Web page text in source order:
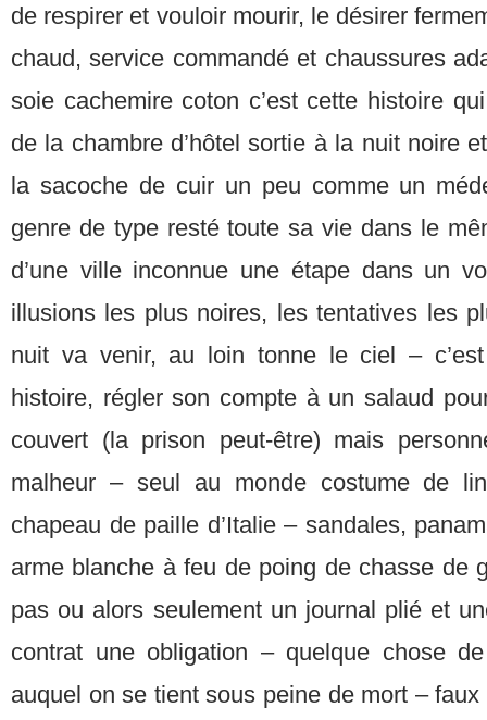
de respirer et vouloir mourir, le désirer
chaud, service commandé et chaussures
soie cachemire coton c’est cette histoire
de la chambre d’hôtel sortie à la nuit noire
la sacoche de cuir un peu comme un
genre de type resté toute sa vie dans le
d’une ville inconnue une étape dans un
illusions les plus noires, les tentatives les
nuit va venir, au loin tonne le ciel –
histoire, régler son compte à un salaud
couvert (la prison peut-être) mais
malheur – seul au monde costume de
chapeau de paille d’Italie – sandales,
arme blanche à feu de poing de chasse de
pas ou alors seulement un journal plié et
contrat une obligation – quelque chose
auquel on se tient sous peine de mort –